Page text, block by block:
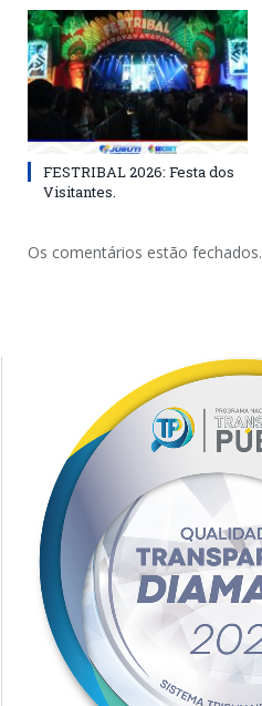
FESTRIBAL 2026: Festa dos
Visitantes.
Os comentários estão fechados.